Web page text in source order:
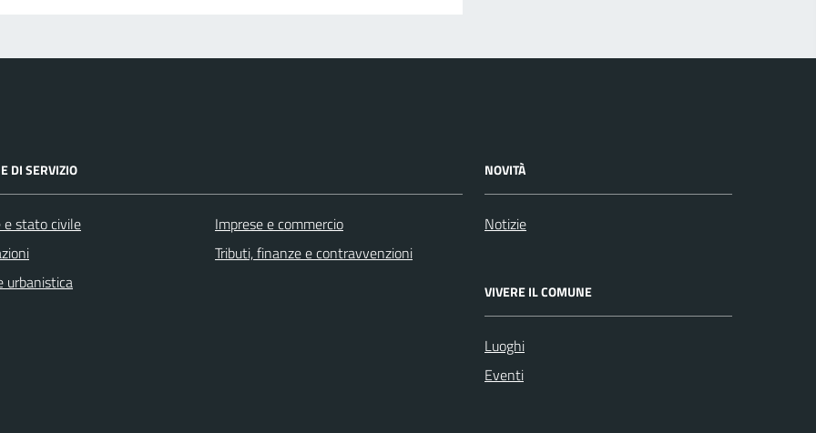
DI SERVIZIO
e stato civile
urbanistica
Imprese e commercio
Tributi, finanze e contravvenzioni
NOVITÀ
Notizie
VIVERE IL COMUNE
Luoghi
Eventi